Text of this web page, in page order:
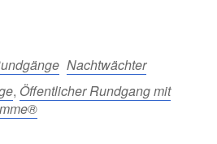
Nachtwächter
, Öffentlicher Rundgang mit